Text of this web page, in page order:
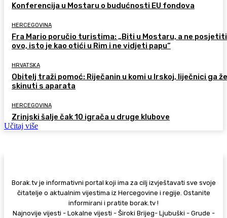
Konferencija u Mostaru o budućnosti EU fondova
HERCEGOVINA
Fra Mario poručio turistima: „Biti u Mostaru, a ne posjetiti
ovo, isto je kao otići u Rim i ne vidjeti papu“
HRVATSKA
Obitelj traži pomoć: Riječanin u komi u Irskoj, liječnici ga
skinuti s aparata
HERCEGOVINA
Zrinjski šalje čak 10 igrača u druge klubove
Učitaj više
Borak.tv je informativni portal koji ima za cilj izvještavati sve svoje
čitatelje o aktualnim vijestima iz Hercegovine i regije. Ostanite
informirani i pratite borak.tv !
Najnovije vijesti - Lokalne vijesti - Široki Brijeg- Ljubuški - Grude -